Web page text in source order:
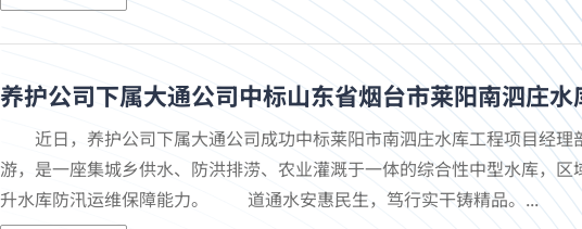
养护公司下属大通公司中标山东省烟台市莱阳南泗庄
近日，养护公司下属大通公司成功中标莱阳市南泗庄水库工程项目经
游，是一座集城乡供水、防洪排涝、农业灌溉于一体的综合性中型水库，
升水库防汛运维保障能力。 道通水安惠民生，笃行实干铸精品。...